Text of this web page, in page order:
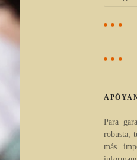
r
t
í
c
Para
robusta,
más